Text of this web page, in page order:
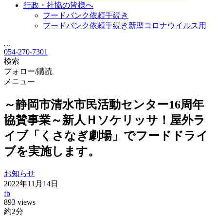
行政・社協の皆様へ
フードバンク依頼手続き
フードバンク依頼手続き新型コロナウイルス用
…
054-270-7301
検索
フォロー/購読
メニュー
～静岡市清水市民活動センター16周年
協賛事業～新人Ｈソケリッサ！屋外ラ
イブ「くさなぎ劇場」でフードドライ
ブを実施します。
お知らせ
2022年11月14日
fb
893 views
約2分